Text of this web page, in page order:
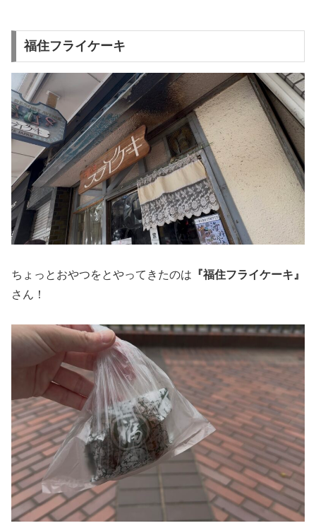
福住フライケーキ
ちょっとおやつをとやってきたのは 『福住フライケーキ』
さん！